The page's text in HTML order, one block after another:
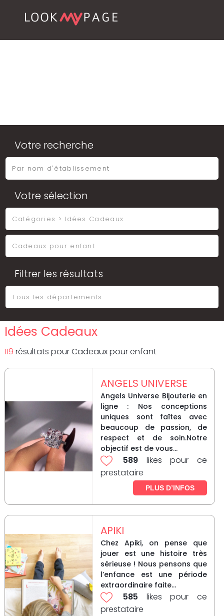
Votre recherche
Votre sélection
Filtrer les résultats
Idées Cadeaux
119 résultats pourCadeaux pour enfant
ANGELS UNIVERSE
Angels Universe Bijouterie en
ligne : Nos conceptions
uniques sont faîtes avec
beaucoup de passion, de
respect et de soin.Notre
objectif est de vous...
589 likes pour ce
prestataire
PLUS D’INFOS
APIKI
Chez Apiki, on pense que
jouer est une histoire très
sérieuse ! Nous pensons que
l’enfance est une période
extraordinaire faite...
585 likes pour ce
prestataire